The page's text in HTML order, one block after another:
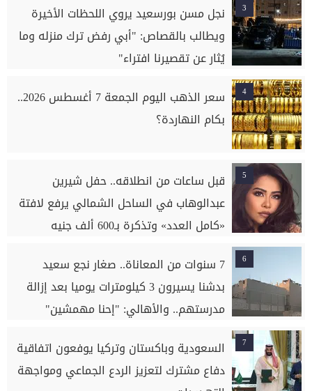
3
نجل مسن بورسعيد يروي اللحظات الأخيرة
ويطالب بالقصاص: "أبي رفض ترك منزله وما
يُثار عن تقصيرنا افتراء"
4
سعر الذهب اليوم الجمعة 7 أغسطس 2026..
بكام النهاردة؟
5
قبل ساعات من انطلاقه.. حفل شيرين
عبدالوهاب في الساحل الشمالي يرفع لافتة
«كامل العدد» وتذكرة بـ600 ألف جنيه
6
7 سنوات من المعاناة.. صغار نجع سعيد
بدشنا يسيرون 3 كيلومترات يوميا بعد إزالة
مدرستهم.. والأهالي: "إحنا مهمشين"
7
السعودية وباكستان وتركيا يوفعون اتفاقية
دفاع مشترك لتعزيز الردع الجماعي ومواجهة